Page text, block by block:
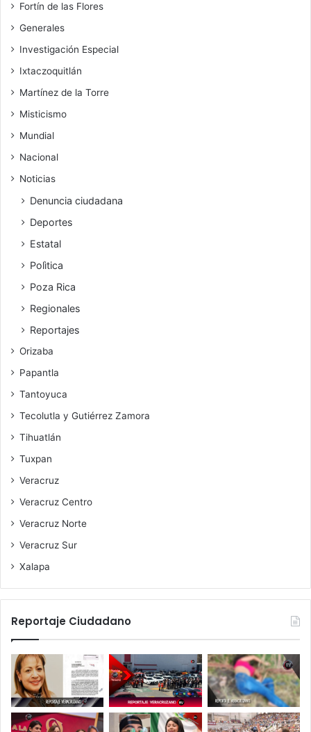
Fortín de las Flores
Generales
Investigación Especial
Ixtaczoquitlán
Martínez de la Torre
Misticismo
Mundial
Nacional
Noticias
Denuncia ciudadana
Deportes
Estatal
Polìtica
Poza Rica
Regionales
Reportajes
Orizaba
Papantla
Tantoyuca
Tecolutla y Gutiérrez Zamora
Tihuatlán
Tuxpan
Veracruz
Veracruz Centro
Veracruz Norte
Veracruz Sur
Xalapa
Reportaje Ciudadano